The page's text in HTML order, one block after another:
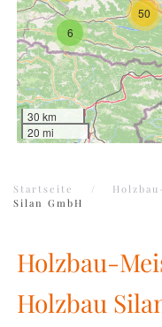
6
50
30 km
20 mi
Startseite
Silan GmbH
Holzbau-
Holzbau